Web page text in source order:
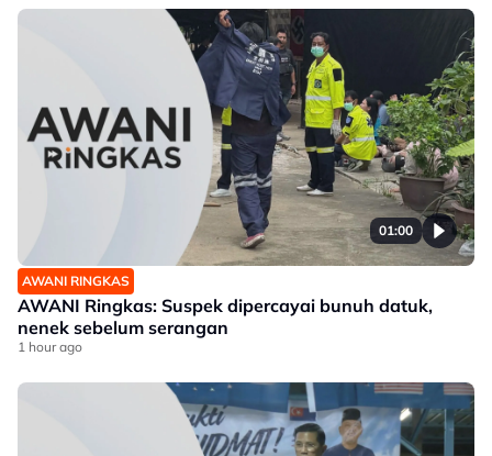
01:00
AWANI RINGKAS
AWANI Ringkas: Suspek dipercayai bunuh datuk,
nenek sebelum serangan
1 hour ago